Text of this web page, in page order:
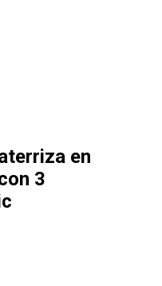
en
3